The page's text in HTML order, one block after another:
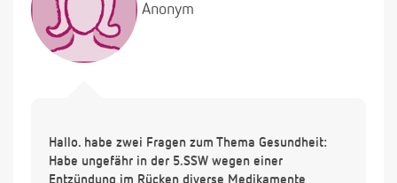
Anonym
Hallo. habe zwei Fragen zum Thema Gesundheit:
Habe ungefähr in der 5.SSW wegen einer
Entzündung im Rücken diverse Medikamente